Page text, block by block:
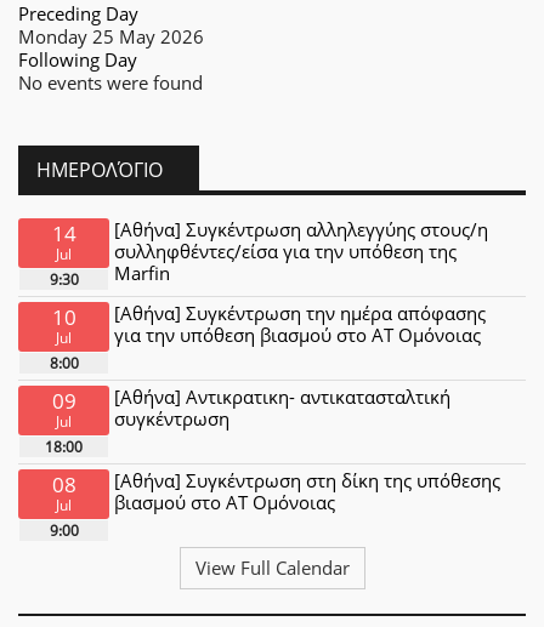
Preceding Day
Monday 25 May 2026
Following Day
No events were found
ΗΜΕΡΟΛΌΓΙΟ
14
Jul
9:30
[Αθήνα] Συγκέντρωση αλληλεγγύης στους/η
συλληφθέντες/είσα για την υπόθεση της
Marfin
10
Jul
8:00
[Αθήνα] Συγκέντρωση την ημέρα απόφασης
για την υπόθεση βιασμού στο ΑΤ Ομόνοιας
09
Jul
18:00
[Αθήνα] Αντικρατικη- αντικατασταλτική
συγκέντρωση
08
Jul
9:00
[Αθήνα] Συγκέντρωση στη δίκη της υπόθεσης
βιασμού στο ΑΤ Ομόνοιας
View Full Calendar